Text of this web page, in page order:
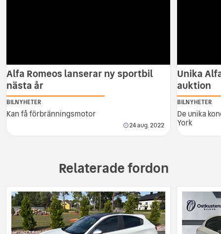
Alfa Romeos lanserar ny sportbil
nästa år
BILNYHETER
Kan få förbränningsmotor
24 aug. 2022
Unika
auktion
BILNYHETER
De unika
York
Relaterade fordon